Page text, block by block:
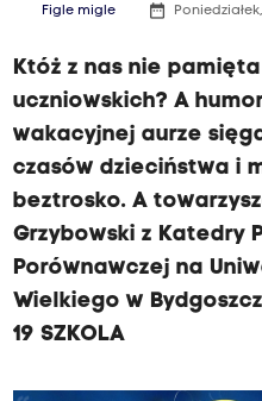
Figle migle date_range
Któż z nas nie
uczniowskich? A
wakacyjnej aurze
czasów dzieciństwa i
beztrosko. A
Grzybowski z Katedry
Porównawczej na
Wielkiego w
19 SZKOLA